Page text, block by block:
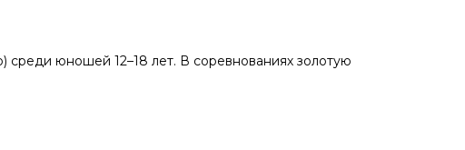
среди юношей 12–18 лет. В соревнованиях золотую